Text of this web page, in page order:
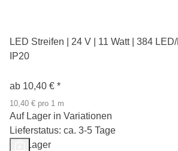
LED Streifen | 24 V | 11 Watt | 384 LED/
IP20
ab 10,40 € *
10,40 € pro 1 m
Auf Lager in Variationen
Lieferstatus: ca. 3-5 Tage
Auf Lager